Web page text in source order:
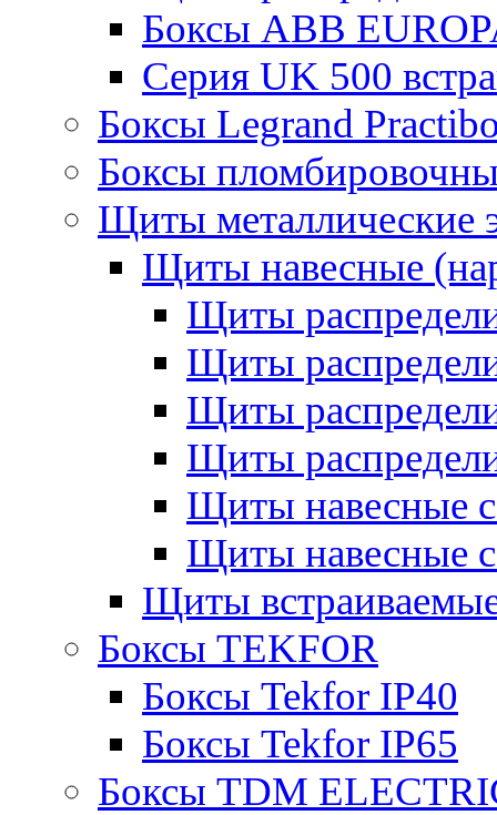
Боксы ABB
Серия UK 500
Боксы Legrand
Боксы
Щиты металлические
Щиты навесные
Щиты
Щиты
Щиты
Щиты
Щиты навесные
Щиты навесные
Щиты
Боксы TEKFOR
Боксы Tekfor IP40
Боксы Tekfor IP65
Боксы TDM